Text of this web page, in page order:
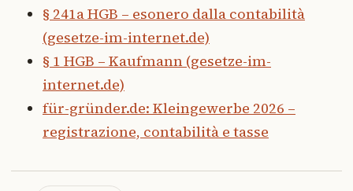
§ 241a HGB – esonero dalla contabilità
(gesetze-im-internet.de)
§ 1 HGB – Kaufmann (gesetze-im-
internet.de)
für-gründer.de: Kleingewerbe 2026 –
registrazione, contabilità e tasse